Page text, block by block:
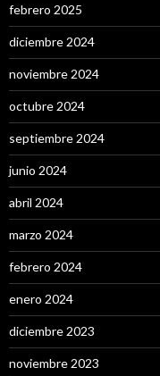
febrero 2025
diciembre 2024
noviembre 2024
octubre 2024
septiembre 2024
junio 2024
abril 2024
marzo 2024
febrero 2024
enero 2024
diciembre 2023
noviembre 2023